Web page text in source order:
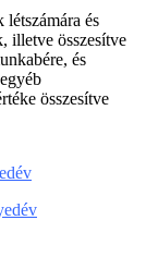
és
illetve összesítve
és
összesítve